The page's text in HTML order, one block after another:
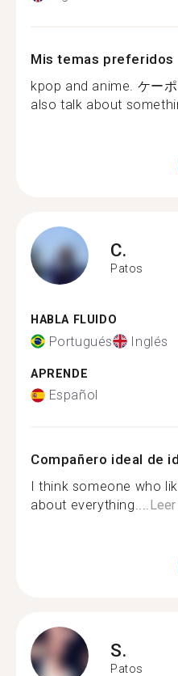
Mis temas preferidos
kpop and anime. ケー
also talk about
C.
Patos
HABLA FLUIDO
Portugués Inglés
APRENDE
Español
Compañero ideal de
I think someone who
about everything....
S.
Patos